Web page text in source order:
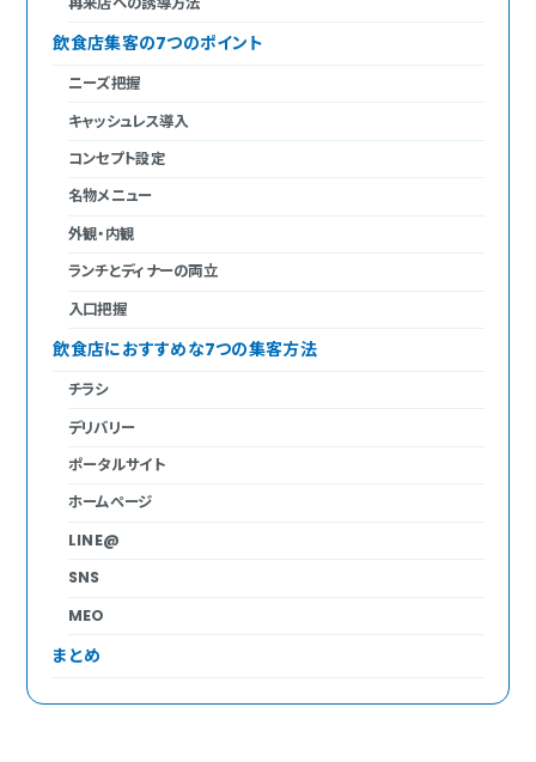
飲食店集客の7つのポイント
ニーズ把握
キャッシュレス導入
コンセプト設定
名物メニュー
外観・内観
ランチとディナーの両立
入口把握
飲食店におすすめな7つの集客方法
チラシ
デリバリー
ポータルサイト
ホームページ
LINE@
SNS
MEO
まとめ